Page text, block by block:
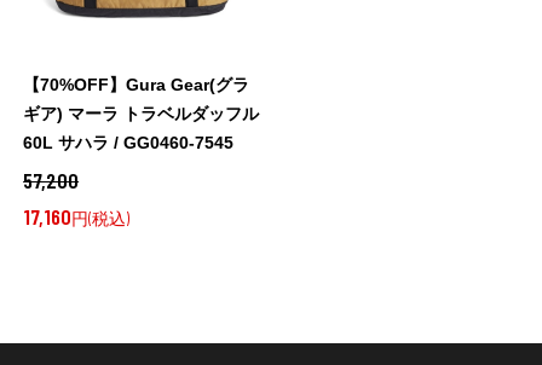
【70%OFF】Gura Gear(グラ
ギア) マーラ トラベルダッフル
60L サハラ / GG0460-7545
57,200
17,160円(税込)